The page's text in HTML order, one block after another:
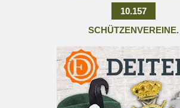
10.157
SCHÜTZENVEREINE.